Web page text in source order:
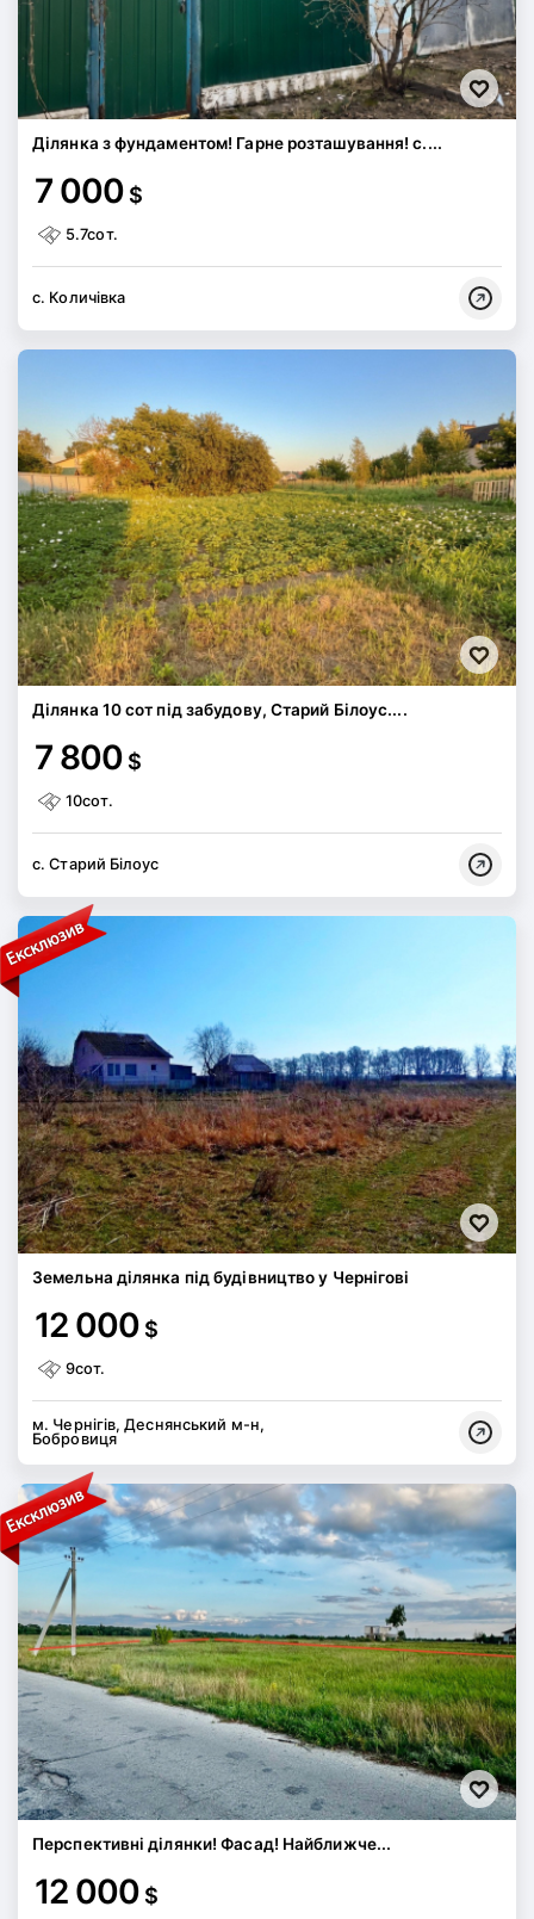
Ділянка з фундаментом! Гарне розташування! с....
7 000 $
5.7сот.
с. Количівка
Ділянка 10 сот під забудову, Старий Білоус....
7 800 $
10сот.
с. Старий Білоус
Земельна ділянка під будівництво у Чернігові
12 000 $
9сот.
м. Чернігів, Деснянський м-н,
Бобровиця
Перспективні ділянки! Фасад! Найближче...
12 000 $